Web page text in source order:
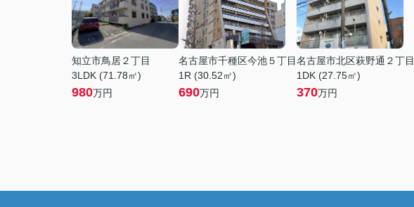
知立市鳥居２丁目
3LDK (71.78㎡)
980万円
名古屋市千種区今池５丁目
1R (30.52㎡)
690万円
名古屋市北区萩野通２丁目
1DK (27.75㎡)
370万円